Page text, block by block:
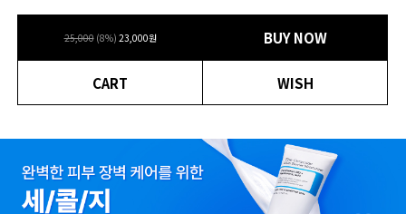
25,000 (8%) 23,000원 BUY NOW
CART WISH